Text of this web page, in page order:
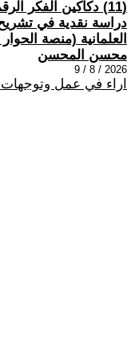
(11) دكاكين الفكر
دراسة نقدية في
العلمانية (منصة
محسن المحسن
2026 / 8 / 9
اراء في عمل